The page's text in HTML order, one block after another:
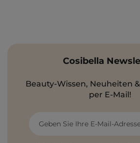
Cosibella
Beauty-Wissen, Neuheiten
per E-Mail!
Geben Sie Ihre E-Mail-